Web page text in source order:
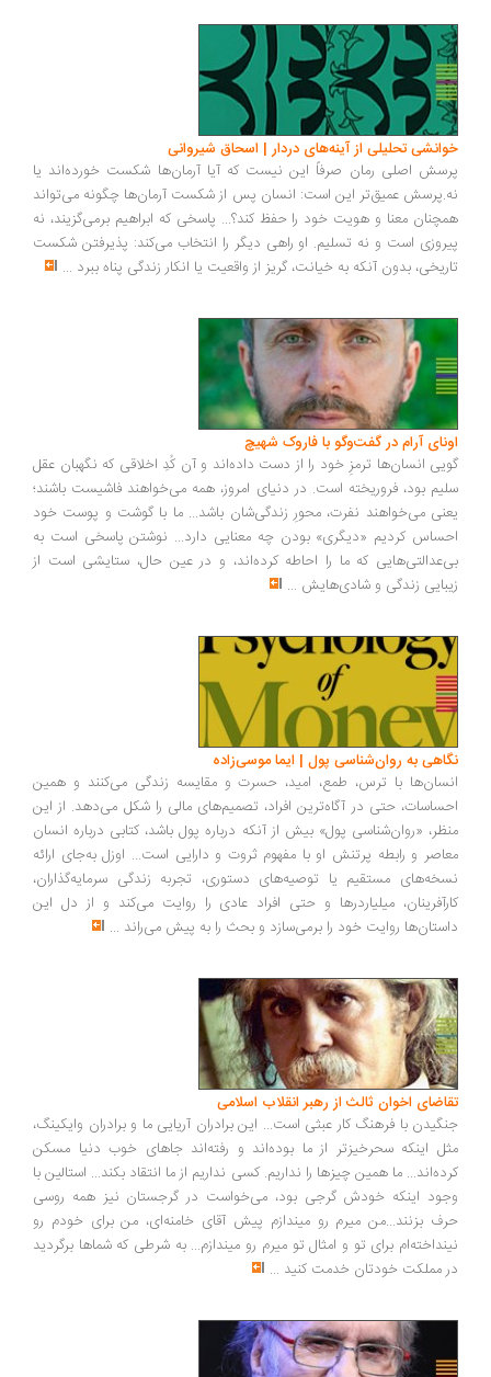
تحلیلی از آینه‌های دردار | اسحاق شیروانی
اصلی رمان صرفاً این نیست که آیا آرمان‌ها شکست خورده‌اند یا
عمیق‌تر این است: انسان پس از شکست آرمان‌ها چگونه می‌تواند
معنا و هویت خود را حفظ کند؟... پاسخی که ابراهیم برمی‌گزیند، نه
است و نه تسلیم. او راهی دیگر را انتخاب می‌کند: پذیرفتن شکست
بدون آنکه به خیانت، گریز از واقعیت یا انکار زندگی پناه ببرد...
آرام در گفت‌وگو با فاروک شهیچ‭
انسان‌ها ترمزِ خود را از دست داده‌اند و آن کُدِ اخلاقی که نگهبان عقل
بود، فروریخته است. در دنیای امروز، همه می‌خواهند فاشیست باشند؛
می‌خواهند نفرت، محورِ زندگی‌شان باشد... ما با گوشت و پوست خود
کردیم «دیگری» بودن چه معنایی دارد... نوشتن پاسخی است به
که ما را احاطه کرده‌اند، و در عین حال، ستایشی است از
زندگی و شادی‌هایش...
به روان‌شناسی پول | ایما موسی‌زاده
با ترس، طمع، امید، حسرت و مقایسه زندگی می‌کنند و همین
حتی در آگاه‌ترین افراد، تصمیم‌های مالی را شکل می‌دهد. از این
«روان‌شناسی پول» بیش از آنکه درباره پول باشد، کتابی درباره انسان
و رابطه پرتنش او با مفهوم ثروت و دارایی است... اوزل به‌جای ارائه
مستقیم یا توصیه‌های دستوری، تجربه زندگی سرمایه‌گذاران،
میلیاردرها و حتی افراد عادی را روایت می‌کند و از دل این
روایت خود را برمی‌سازد و بحث را به پیش می‌راند ...
اخوان ثالث از رهبر انقلاب اسلامی
با فرهنگ کار عبثی است... این برادران آریایی ما و برادران وایکینگ،
اینکه سحرخیزتر از ما بوده‌اند و رفته‌اند جاهای خوب دنیا مسکن
ما همین چیزها را نداریم. کسی نداریم از ما انتقاد بکند... استالین با
اینکه خودش گرجی بود، می‌خواست در گرجستان نیز همه روسی
بزنند...من میرم رو میندازم پیش آقای خامنه‌ای، من برای خودم رو
برای تو و امثال تو میرم رو میندازم... به شرطی که شماها برگردید
مملکت خودتان خدمت کنید...